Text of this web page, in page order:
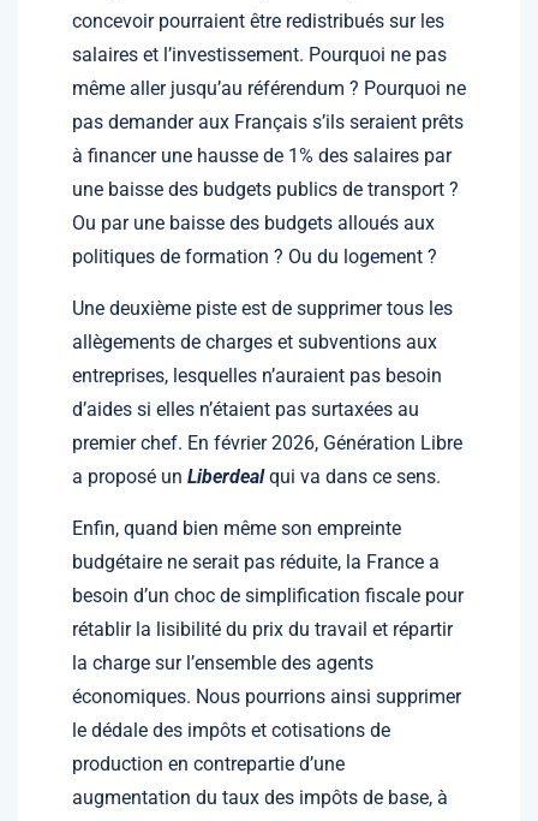
concevoir pourraient être redistribués sur les
salaires et l’investissement. Pourquoi ne pas
même aller jusqu’au référendum ? Pourquoi ne
pas demander aux Français s’ils seraient prêts
à financer une hausse de 1% des salaires par
une baisse des budgets publics de transport ?
Ou par une baisse des budgets alloués aux
politiques de formation ? Ou du logement ?
Une deuxième piste est de supprimer tous les
allègements de charges et subventions aux
entreprises, lesquelles n’auraient pas besoin
d’aides si elles n’étaient pas surtaxées au
premier chef. En février 2026, Génération Libre
a proposé un Liberdealqui va dans ce sens.
Enfin, quand bien même son empreinte
budgétaire ne serait pas réduite, la France a
besoin d’un choc de simplification fiscale pour
rétablir la lisibilité du prix du travail et répartir
la charge sur l’ensemble des agents
économiques. Nous pourrions ainsi supprimer
le dédale des impôts et cotisations de
production en contrepartie d’une
augmentation du taux des impôts de base, à